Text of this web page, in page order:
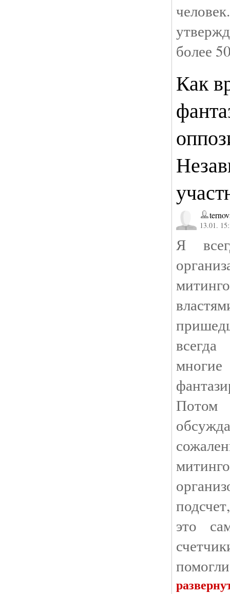
более
Как
13.01.
Я
это